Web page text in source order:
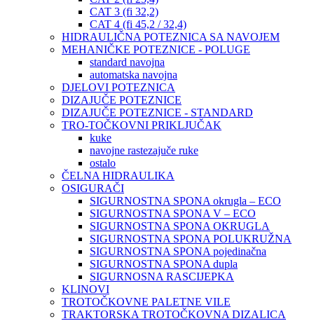
CAT 3 (fi 32,2)
CAT 4 (fi 45,2 / 32,4)
HIDRAULIČNA POTEZNICA SA NAVOJEM
MEHANIČKE POTEZNICE - POLUGE
standard navojna
automatska navojna
DJELOVI POTEZNICA
DIZAJUČE POTEZNICE
DIZAJUČE POTEZNICE - STANDARD
TRO-TOČKOVNI PRIKLJUČAK
kuke
navojne rastezajuče ruke
ostalo
ČELNA HIDRAULIKA
OSIGURAČI
SIGURNOSTNA SPONA okrugla – ECO
SIGURNOSTNA SPONA V – ECO
SIGURNOSTNA SPONA OKRUGLA
SIGURNOSTNA SPONA POLUKRUŽNA
SIGURNOSTNA SPONA pojedinačna
SIGURNOSTNA SPONA dupla
SIGURNOSNA RASCIJEPKA
KLINOVI
TROTOČKOVNE PALETNE VILE
TRAKTORSKA TROTOČKOVNA DIZALICA